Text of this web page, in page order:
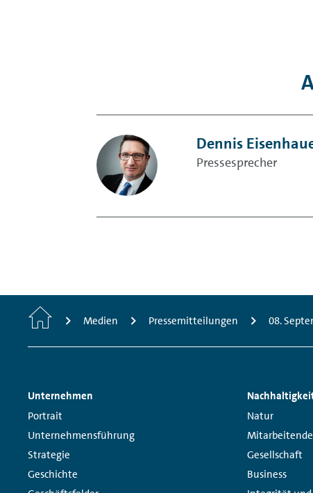
Dennis
Pressesprecher
Home Medien Pressemitteilungen 08.
Footer
Navigation
Unternehmen
Links:
Portrait
Unternehmensführung
Strategie
Geschichte
Links:
Natur
Mitarbeitende
Gesellschaft
Business